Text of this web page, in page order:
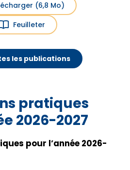
(6,8 Mo)
Feuilleter
les publications
pratiques
2026-2027
pour l’année 2026-